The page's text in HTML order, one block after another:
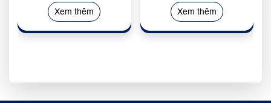
Xem thêm Xem thêm